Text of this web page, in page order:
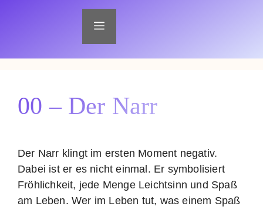
Menü
00 – Der Narr
Der Narr klingt im ersten Moment negativ.
Dabei ist er es nicht einmal. Er symbolisiert
Fröhlichkeit, jede Menge Leichtsinn und Spaß
am Leben. Wer im Leben tut, was einem Spaß